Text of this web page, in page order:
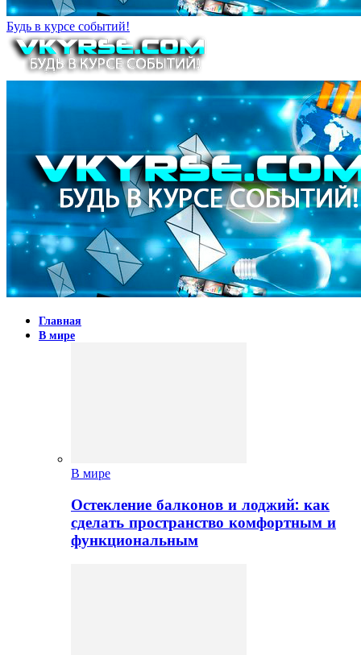
Будь в курсе событий!
Главная
В мире
В мире
Остекление балконов и лоджий: как
сделать пространство комфортным и
функциональным